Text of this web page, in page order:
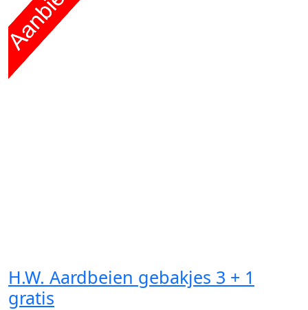
H.W. Aardbeien gebakjes 3 + 1
gratis